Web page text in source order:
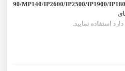
MP140/IP2600/IP2500/IP1900/